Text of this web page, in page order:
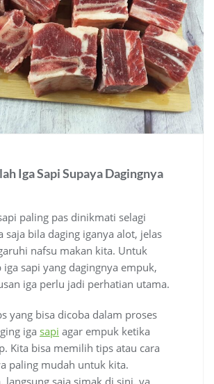
Iga Sapi Supaya Dagingnya
paling pas dinikmati selagi
saja bila daging iganya alot, jelas
nafsu makan kita. Untuk
sapi yang dagingnya empuk,
iga perlu jadi perhatian utama.
yang bisa dicoba dalam proses
iga sapi agar empuk ketika
Kita bisa memilih tips atau cara
paling mudah untuk kita.
langsung saja simak di sini, ya